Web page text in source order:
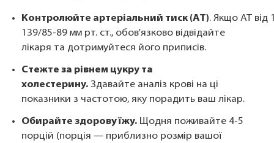
Контролюйте артеріальний тиск (АТ). Якщо АТ від
139/85-89 мм рт. ст., обов'язково відвідайте
лікаря та дотримуйтеся його приписів.
Стежте за рівнем цукру та
холестерину. Здавайте аналіз крові на ці
показники з частотою, яку порадить ваш лікар.
Обирайте здорову їжу. Щодня поживайте 4-5
порцій (порція — приблизно розмір вашої